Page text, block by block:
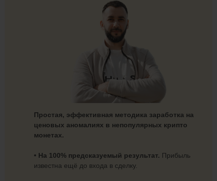
Простая, эффективная методика заработка на
ценовых аномалиях в непопулярных крипто
монетах.
• На 100% предсказуемый результат. Прибыль
известна ещё до входа в сделку.